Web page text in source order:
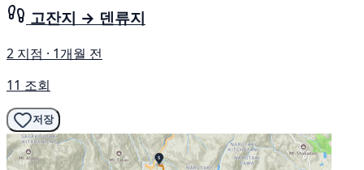
고잔지 → 덴류지
2 지점 · 1개월 전
11 조회
저장